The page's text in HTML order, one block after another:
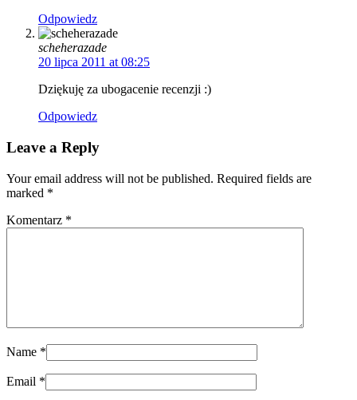
Odpowiedz
scheherazade
20 lipca 2011 at 08:25
Dziękuję za ubogacenie recenzji :)
Odpowiedz
Leave a Reply
Your email address will not be published. Required fields are
marked *
Komentarz *
Name *
Email *